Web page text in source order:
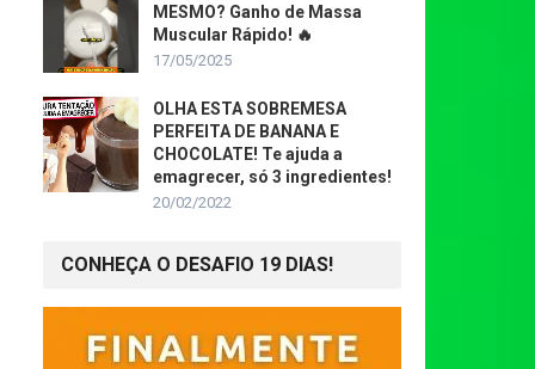
MESMO? Ganho de Massa
Muscular Rápido! 🔥
17/05/2025
OLHA ESTA SOBREMESA
PERFEITA DE BANANA E
CHOCOLATE! Te ajuda a
emagrecer, só 3 ingredientes!
20/02/2022
CONHEÇA O DESAFIO 19 DIAS!